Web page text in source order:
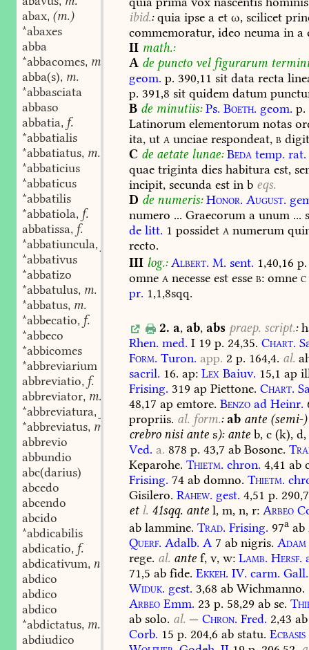
abax, (m.)
*abaxes
abba
*abbacomes, m.
abba(s), m.
*abbasciata
abbaso
abbatia, f.
*abbatialis
*abbatiatus, m.
*abbaticius
*abbaticus
*abbatilis
*abbatiola, f.
abbatissa, f.
*abbatiuncula,
*abbativus
*abbatizo
*abbatulus, m.
*abbatus, m.
*abbecatio, f.
*abbeco
*abbicomes
*abbreviarium
abbreviatio, f.
abbreviator, m.
*abbreviatura,
*abbreviatus, m.
abbrevio
abbundio
abc(darius)
abcedo
abcendo
abcido
*abdicabilis
abdicatio, f.
abdicativum, n.
abdico
abdico
abdico
*abdictatus, m.
abdiudico
ibid.:quia ipse a et ω, scilicet
commemoratur, ideo neuma in a
II math.:
A de punctovelfigurarum
geom. p. 390,11 sit data recta
p. 391,8 sit quidem datum
B de minutiis: Ps. Boeth. geom. p.
Latinorum elementorum notas
ita, ut a unciae respondeat, b
C de aetate lunae: Beda temp. rat.
quae triginta dies habitura est,
incipit, secunda est in b eqs.
D de numeris: Honor. August.
numero ... Graecorum a unum ...
de litt. 1 possidet a numerum
recto.
III log.: Albert. M. sent. 1,40,16 p.
omne a necesse est esse b: omne c
pr. 1,1,8sqq.
2. a, ab, abs praep. script.:
Rhen. med. I 19 p. 24,35. Chart.
Form. Turon. app. 2 p. 164,4. al.
sacril. 16. ap: Lex Baiuv. 15,1 ap
Frising. 319 ap Piettone. Chart.
48,17 ap emtore. Benzo ad Heinr.
propriis. al. form.: ab ante (semi-)
crebronisiante s): ante b, c (k), d,
Ved. a. 878 p. 43,7 ab Bosone.
Keparohe. Thietm. chron. 4,41 ab
Frising. 74 ab domno. Thietm.
Gisilero. Rahew. gest. 4,51 p. 290,7
et l. 41sqq. ante l, m, n, r: Arbeo
ab lammine. Trad. Frising. 97a ab
Querf. Adalb. A 7 ab nigris. Adam
rege. al. ante f, v, w: Lamb. Hersf.
71,5 ab fide. Ekkeh. IV. carm. Gall.
Widuk. gest. 3,68 ab Wichmanno.
Arbeo Emm. 23 p. 58,29 ab se.
ab solo. al. — Chron. Fred. 2,43 ab
Corb. 15 p. 204,6 ab statu. Ecbasis